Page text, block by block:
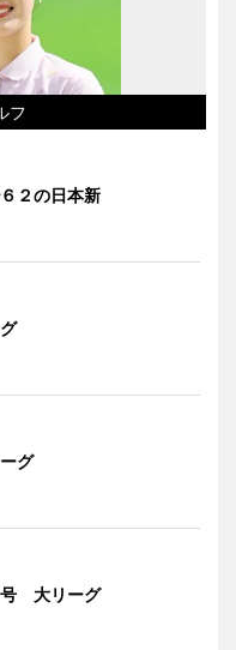
フ
２の日本新
グ
号 大リーグ